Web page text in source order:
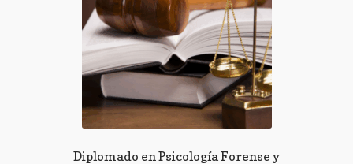
Diplomado en Psicología Forense y